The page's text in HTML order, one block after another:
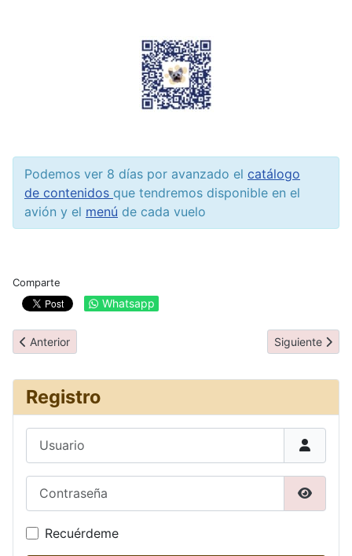
Podemos ver 8 días por avanzado el catálogo
de contenidos que tendremos disponible en el
avión y el menú de cada vuelo
Comparte
Whatsapp
Artículo anterior: Restaurantes
Anterior Artículo
Siguiente
Registro
Recuérdeme